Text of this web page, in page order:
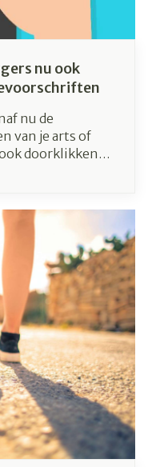
nu ook
nu de
van je arts of
doorklikken
lanceerde.